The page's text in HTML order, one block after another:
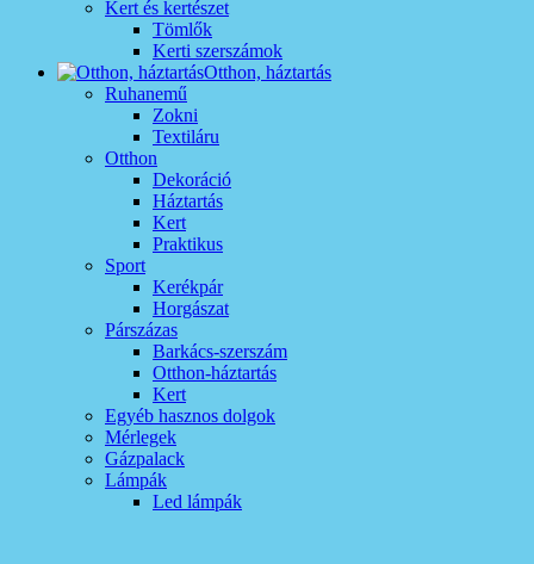
Kert és kertészet
Tömlők
Kerti szerszámok
Otthon, háztartás
Ruhanemű
Zokni
Textiláru
Otthon
Dekoráció
Háztartás
Kert
Praktikus
Sport
Kerékpár
Horgászat
Párszázas
Barkács-szerszám
Otthon-háztartás
Kert
Egyéb hasznos dolgok
Mérlegek
Gázpalack
Lámpák
Led lámpák